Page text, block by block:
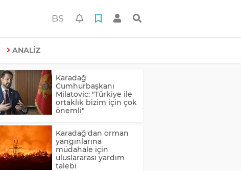
BS
ANALİZ
Karadağ
Cumhurbaşkanı
Milatovic: "Türkiye ile
ortaklık bizim için çok
önemli"
Karadağ'dan orman
yangınlarına
müdahale için
uluslararası yardım
talebi